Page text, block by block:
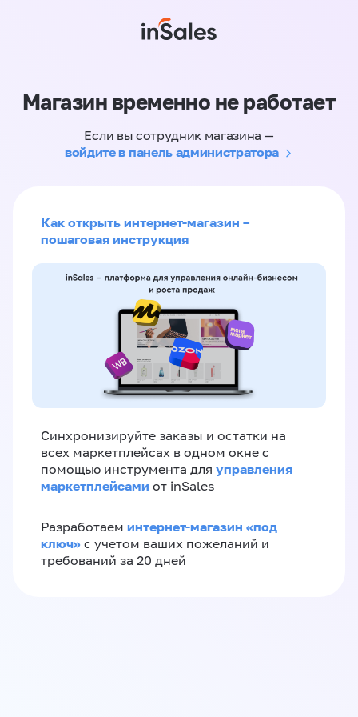
Магазин временно не работает
Если вы сотрудник магазина —
войдите в панель администратора
Как открыть интернет-магазин –
пошаговая инструкция
Синхронизируйте заказы и остатки на
всех маркетплейсах в одном окне с
помощью инструмента для управления
маркетплейсами от inSales
Разработаем интернет-магазин «‎под
ключ»‎ с учетом ваших пожеланий и
требований за 20 дней